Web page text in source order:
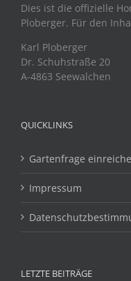
Dies ist die offizielle
Ploberger. Für den
Karl Ploberger
Dr. Schuhstraße 20
A-4863 Seewalchen
QUICKLINKS
Gartenfrage
Impressum
LETZTE BEITRÄGE